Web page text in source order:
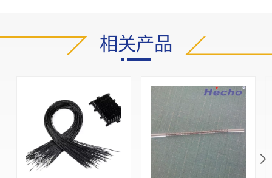
相关产品